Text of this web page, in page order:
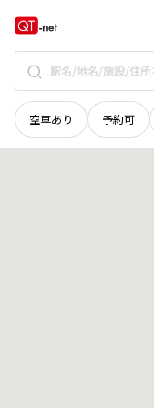
空車あり 予約可
北海道